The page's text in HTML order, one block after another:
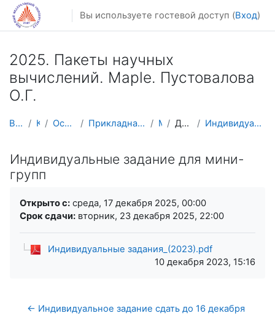
Перейти к основному содержанию
Вы используете гостевой доступ (Вход)
2025. Пакеты научных
вычислений. Maple. Пустовалова
О.Г.
В начало Курсы Осенний семестр Прикладная математика и информатика Maple Добор баллов Индивидуальные задание для мини-групп
Индивидуальные задание для мини-
групп
Открыто с: среда, 17 декабря 2025, 00:00
Срок сдачи: вторник, 23 декабря 2025, 22:00
Индивидуальные задания_(2023).pdf
10 декабря 2023, 15:16
← Индивидуальное задание сдать до 16 декабря